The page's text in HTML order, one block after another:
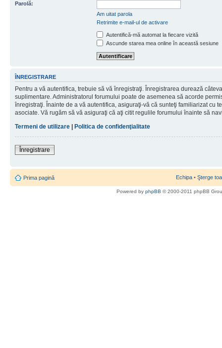
Parolă:
Am uitat parola
Retrimite e-mail-ul de activare
Autentifică-mă automat la fiecare vizită
Ascunde starea mea online în această sesiune
ÎNREGISTRARE
Pentru a vă autentifica, trebuie să vă înregistraţi. Înregistrarea durează
suplimentare. Administratorul forumului poate de asemenea să acorde
înregistraţi. Înainte de a vă autentifica, asiguraţi-vă că sunteţi familiarizat cu
asociate. Vă rugăm să vă asiguraţi că aţi citit regulile forumului înainte să
Termeni de utilizare | Politica de confidenţialitate
Înregistrare
Prima pagină Echipa • Şterge
Powered by phpBB © 2000-2011 phpBB